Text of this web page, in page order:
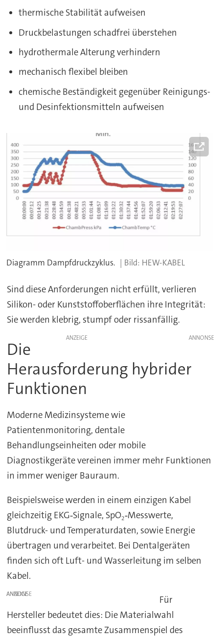
thermische Stabilität aufweisen
Druckbelastungen schadfrei überstehen
hydrothermale Alterung verhindern
mechanisch flexibel bleiben
chemische Beständigkeit gegenüber Reinigungs-
und Desinfektionsmitteln aufweisen
Diagramm Dampfdruckzyklus. HEW-KABEL
Sind diese Anforderungen nicht erfüllt, verlieren
Silikon- oder Kunststoffoberflächen ihre Integrität:
Sie werden klebrig, stumpf oder rissanfällig.
ANZEIGE
Die
Herausforderung hybrider
Funktionen
Moderne Medizinsysteme wie
Patientenmonitoring, dentale
Behandlungseinheiten oder mobile
Diagnostikgeräte vereinen immer mehr Funktionen
in immer weniger Bauraum.
Beispielsweise werden in einem einzigen Kabel
gleichzeitig EKG‑Signale, SpO₂‑Messwerte,
Blutdruck- und Temperaturdaten, sowie Energie
übertragen und verarbeitet. Bei Dentalgeräten
finden sich oft Luft- und Wasserleitung im selben
Kabel.
ANZEIGE
Für
Hersteller bedeutet dies: Die Materialwahl
beeinflusst das gesamte Zusammenspiel des